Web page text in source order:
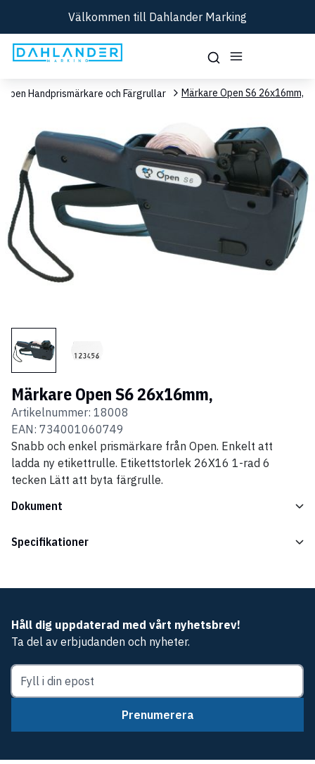
Välkommen till Dahlander Marking
Open Handprismärkare och Färgrullar Märkare Open S6 26x16mm,
Märkare Open S6 26x16mm,
Artikelnummer: 18008
EAN: 734001060749
Snabb och enkel prismärkare från Open. Enkelt att
ladda ny etikettrulle. Etikettstorlek 26X16 1-rad 6
tecken Lätt att byta färgrulle.
Dokument
Specifikationer
Håll dig uppdaterad med vårt nyhetsbrev!
Ta del av erbjudanden och nyheter.
Prenumerera